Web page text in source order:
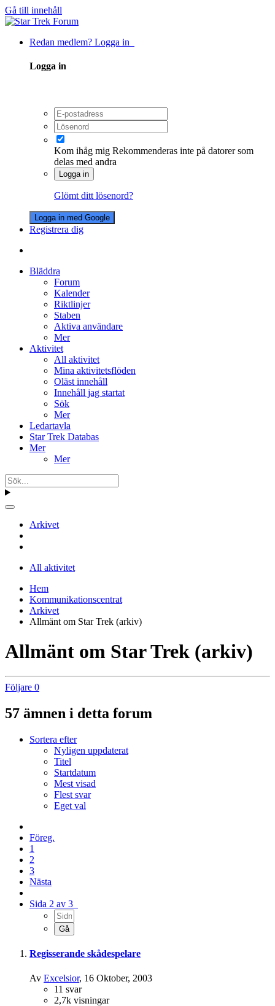
Gå till innehåll
Redan medlem? Logga in
Logga in
Kom ihåg mig Rekommenderas inte på datorer som
delas med andra
Logga in
Glömt ditt lösenord?
Logga in med Google
Registrera dig
Bläddra
Forum
Kalender
Riktlinjer
Staben
Aktiva användare
Mer
Aktivitet
All aktivitet
Mina aktivitetsflöden
Oläst innehåll
Innehåll jag startat
Sök
Mer
Ledartavla
Star Trek Databas
Mer
Mer
Arkivet
All aktivitet
Hem
Kommunikationscentrat
Arkivet
Allmänt om Star Trek (arkiv)
Allmänt om Star Trek (arkiv)
Följare 0
57 ämnen i detta forum
Sortera efter
Nyligen uppdaterat
Titel
Startdatum
Mest visad
Flest svar
Eget val
Föreg.
1
2
3
Nästa
Sida 2 av 3
Regisserande skådespelare
Av Excelsior, 16 Oktober, 2003
11 svar
2,7k visningar